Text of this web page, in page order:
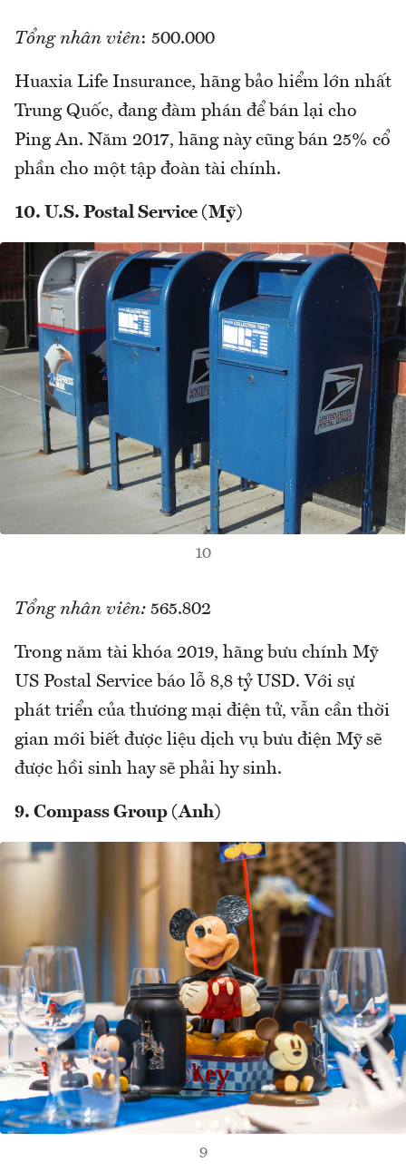
Tổng nhân viên: 500.000
Huaxia Life Insurance, hãng bảo hiểm lớn nhất
Trung Quốc, đang đàm phán để bán lại cho
Ping An. Năm 2017, hãng này cũng bán 25% cổ
phần cho một tập đoàn tài chính.
10. U.S. Postal Service (Mỹ)
10
Tổng nhân viên: 565.802
Trong năm tài khóa 2019, hãng bưu chính Mỹ
US Postal Service báo lỗ 8,8 tỷ USD. Với sự
phát triển của thương mại điện tử, vẫn cần thời
gian mới biết được liệu dịch vụ bưu điện Mỹ sẽ
được hồi sinh hay sẽ phải hy sinh.
9. Compass Group (Anh)
9